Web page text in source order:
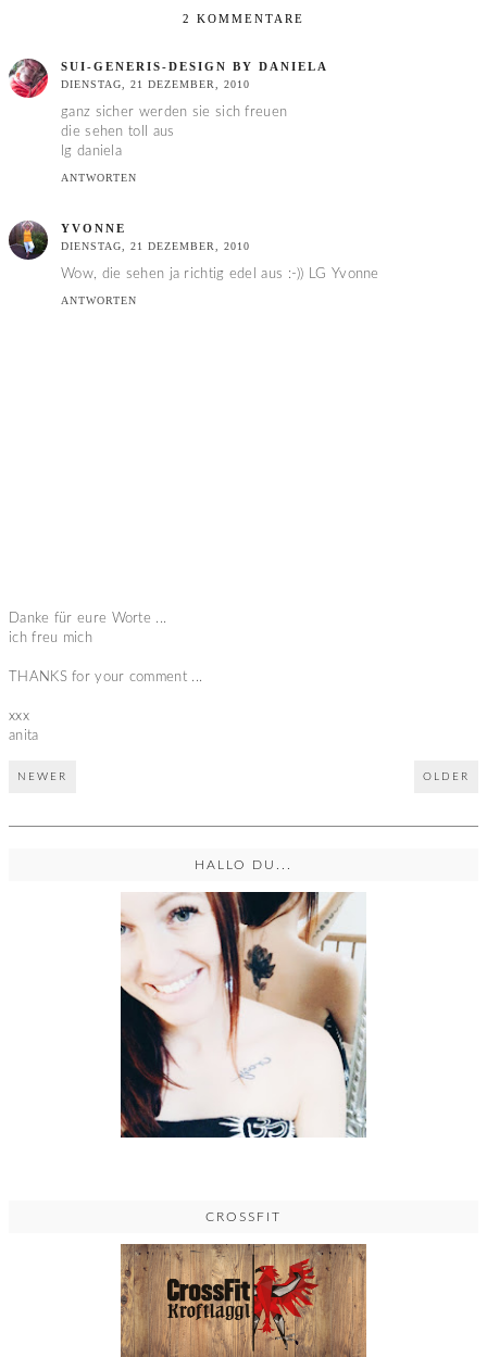
2 KOMMENTARE
SUI-GENERIS-DESIGN BY DANIELA
DIENSTAG, 21 DEZEMBER, 2010
ganz sicher werden sie sich freuen
die sehen toll aus
lg daniela
ANTWORTEN
YVONNE
DIENSTAG, 21 DEZEMBER, 2010
Wow, die sehen ja richtig edel aus :-)) LG Yvonne
ANTWORTEN
Danke für eure Worte ...
ich freu mich
THANKS for your comment ...
xxx
anita
NEWER OLDER
HALLO DU...
CROSSFIT